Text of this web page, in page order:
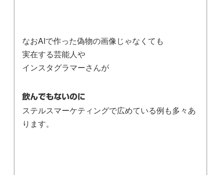
なおAIで作った偽物の画像じゃなくても
実在する芸能人や
インスタグラマーさんが
飲んでもないのに
ステルスマーケティングで広めている例も多々あ
ります。